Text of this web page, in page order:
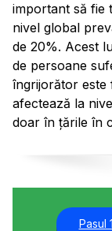
important să fie
nivel global
de 20%. Acest
de persoane
îngrijorător este
afectează la
doar în ţările în
Pasul